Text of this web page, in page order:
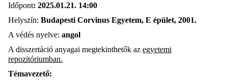
Időpont: 2025.01.21. 14:00
Helyszín: Budapesti Corvinus Egyetem, E épület, 2001.
A védés nyelve: angol
A disszertáció anyagai megtekinthetők az egyetemi
repozitóriumban.
Témavezető: